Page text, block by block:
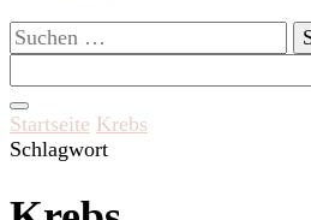
Suchen
nach:
Startseite Krebs
Schlagwort